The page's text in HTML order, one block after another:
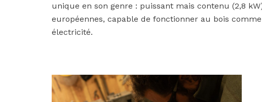
unique en son genre : puissant mais contenu (2,8
européennes, capable de fonctionner au bois
électricité.